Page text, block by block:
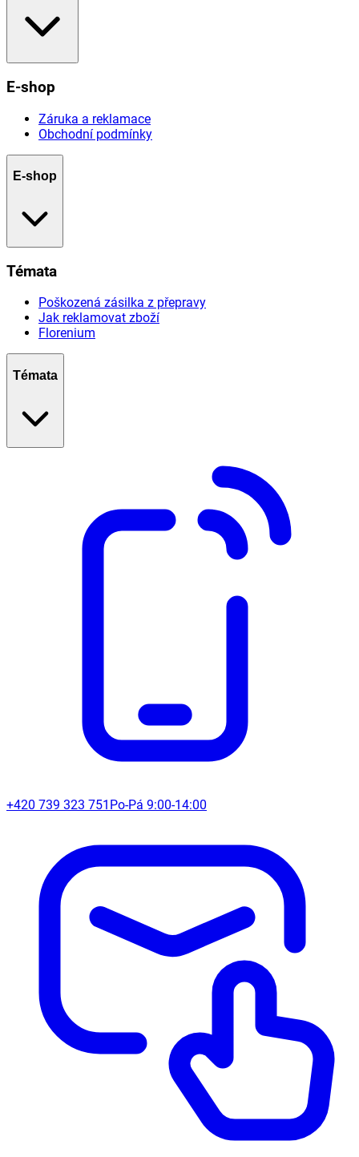
E-shop
Záruka a reklamace
Obchodní podmínky
E-shop
Témata
Poškozená zásilka z přepravy
Jak reklamovat zboží
Florenium
Témata
+420 739 323 751 Po-Pá 9:00-14:00